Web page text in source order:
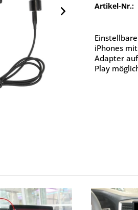
Artikel-Nr.:
iPhones
Adapter
Play